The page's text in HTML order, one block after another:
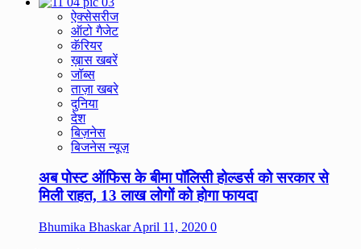
ऐक्सेसरीज
ऑटो गैजेट
कॅरियर
ख़ास खबरें
जॉब्स
ताज़ा खबरे
दुनिया
देश
बिज़नेस
बिजनेस न्यूज़
अब पोस्ट ऑफिस के बीमा पॉलिसी होल्डर्स को सरकार से
मिली राहत, 13 लाख लोगों को होगा फायदा
Bhumika BhaskarApril 11, 2020 0